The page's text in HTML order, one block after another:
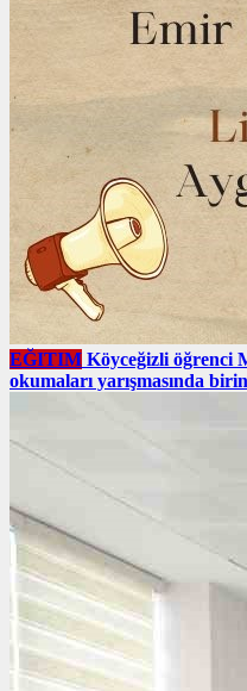
EĞITIM Köyceğizli öğrenci
okumaları yarışmasında